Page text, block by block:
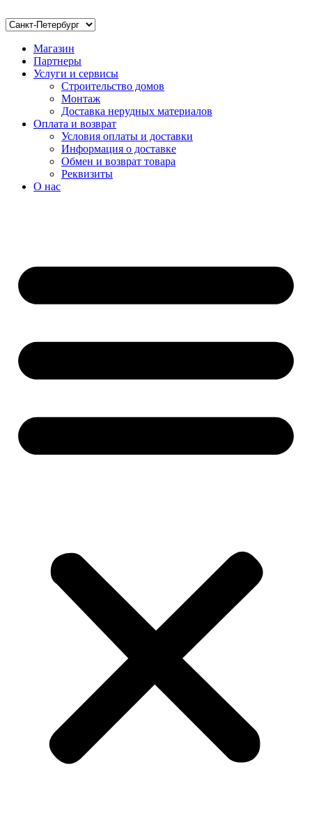
Магазин
Партнеры
Услуги и сервисы
Строительство домов
Монтаж
Доставка нерудных материалов
Оплата и возврат
Условия оплаты и доставки
Информация о доставке
Обмен и возврат товара
Реквизиты
О нас